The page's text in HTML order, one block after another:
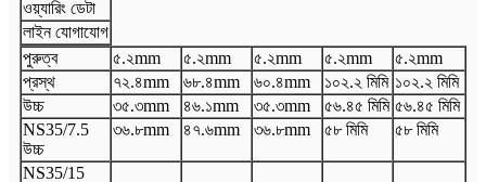
ওয়্যারিং ডেটা
লাইন যোগাযোগ
পুরুত্ব
৫.২mm ৫.২mm ৫.২mm ৫.২mm ৫.২mm
প্রস্থ
৭২.৪mm ৬৮.৪mm ৬০.৪mm ১০২.২ মিমি ১০২.২ মিমি
উচ্চ
৩৫.৩mm ৪৬.১mm ৩৫.৩mm ৫৬.৪৫ মিমি ৫৬.৪৫ মিমি
NS35/7.5
উচ্চ
৩৬.৮mm ৪৭.৬mm ৩৬.৮mm ৫৮ মিমি ৫৮ মিমি
NS35/15